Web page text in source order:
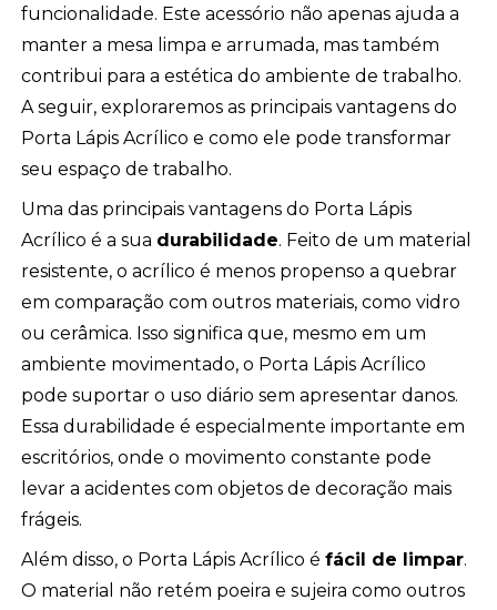
funcionalidade. Este acessório não apenas ajuda a
manter a mesa limpa e arrumada, mas também
contribui para a estética do ambiente de trabalho.
A seguir, exploraremos as principais vantagens do
Porta Lápis Acrílico e como ele pode transformar
seu espaço de trabalho.
Uma das principais vantagens do Porta Lápis
Acrílico é a sua durabilidade. Feito de um material
resistente, o acrílico é menos propenso a quebrar
em comparação com outros materiais, como vidro
ou cerâmica. Isso significa que, mesmo em um
ambiente movimentado, o Porta Lápis Acrílico
pode suportar o uso diário sem apresentar danos.
Essa durabilidade é especialmente importante em
escritórios, onde o movimento constante pode
levar a acidentes com objetos de decoração mais
frágeis.
Além disso, o Porta Lápis Acrílico éfácil de limpar.
O material não retém poeira e sujeira como outros